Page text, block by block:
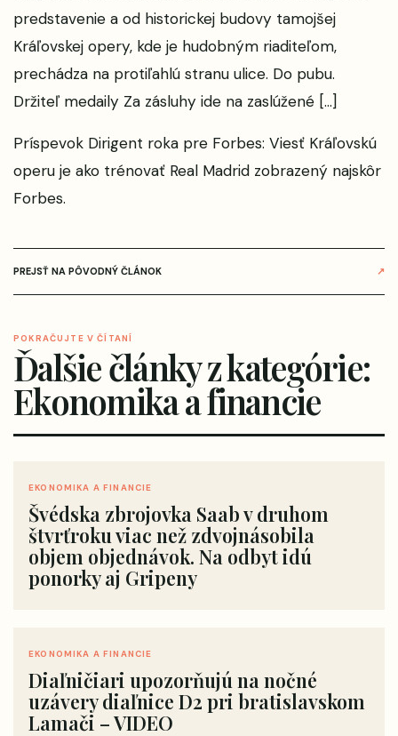
predstavenie a od historickej budovy tamojšej
Kráľovskej opery, kde je hudobným riaditeľom,
prechádza na protiľahlú stranu ulice. Do pubu.
Držiteľ medaily Za zásluhy ide na zaslúžené […]
Príspevok Dirigent roka pre Forbes: Viesť Kráľovskú
operu je ako trénovať Real Madrid zobrazený najskôr
Forbes.
PREJSŤ NA PÔVODNÝ ČLÁNOK ↗
POKRAČUJTE V ČÍTANÍ
Ďalšie články z kategórie:
Ekonomika a financie
EKONOMIKA A FINANCIE
Švédska zbrojovka Saab v druhom
štvrťroku viac než zdvojnásobila
objem objednávok. Na odbyt idú
ponorky aj Gripeny
EKONOMIKA A FINANCIE
Diaľničiari upozorňujú na nočné
uzávery diaľnice D2 pri bratislavskom
Lamači – VIDEO